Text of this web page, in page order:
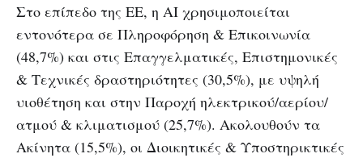
Στο επίπεδο της ΕΕ, η AI χρησιμοποιείται
εντονότερα σε Πληροφόρηση & Επικοινωνία
(48,7%) και στις Επαγγελματικές, Επιστημονικές
& Τεχνικές δραστηριότητες (30,5%), με υψηλή
υιοθέτηση και στην Παροχή ηλεκτρικού/αερίου/
ατμού & κλιματισμού (25,7%). Ακολουθούν τα
Ακίνητα (15,5%), οι Διοικητικές & Υποστηρικτικές